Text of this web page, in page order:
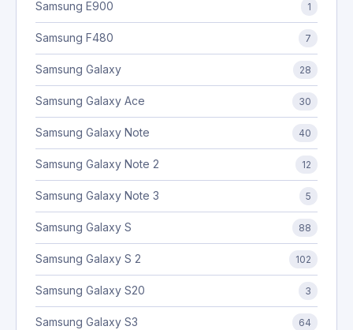
Samsung E900 1
Samsung F480 7
Samsung Galaxy 28
Samsung Galaxy Ace 30
Samsung Galaxy Note 40
Samsung Galaxy Note 2 12
Samsung Galaxy Note 3 5
Samsung Galaxy S 88
Samsung Galaxy S 2 102
Samsung Galaxy S20 3
Samsung Galaxy S3 64